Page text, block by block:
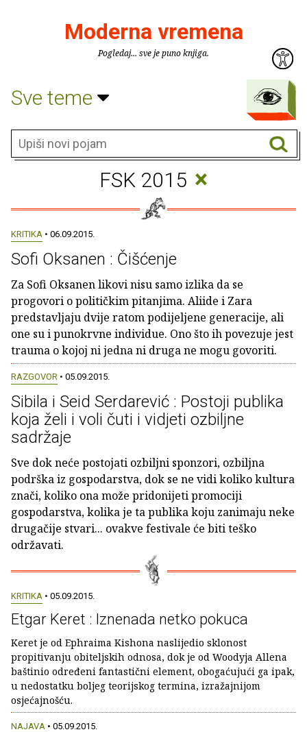
Moderna vremena
Pogledaj... sve je puno knjiga.
Sve teme
FSK 2015 ×
KRITIKA • 06.09.2015.
Sofi Oksanen : Čišćenje
Za Sofi Oksanen likovi nisu samo izlika da se
progovori o političkim pitanjima. Aliide i Zara
predstavljaju dvije ratom podijeljene generacije, ali
one su i punokrvne individue. Ono što ih povezuje jest
trauma o kojoj ni jedna ni druga ne mogu govoriti.
RAZGOVOR • 05.09.2015.
Sibila i Seid Serdarević : Postoji publika
koja želi i voli čuti i vidjeti ozbiljne
sadržaje
Sve dok neće postojati ozbiljni sponzori, ozbiljna
podrška iz gospodarstva, dok se ne vidi koliko kultura
znači, koliko ona može pridonijeti promociji
gospodarstva, kolika je ta publika koju zanimaju neke
drugačije stvari... ovakve festivale će biti teško
održavati.
KRITIKA • 05.09.2015.
Etgar Keret : Iznenada netko pokuca
Keret je od Ephraima Kishona naslijedio sklonost
propitivanju obiteljskih odnosa, dok je od Woodyja Allena
baštinio određeni fantastični element, obogaćujući ga ipak,
u nedostatku boljeg teorijskog termina, izražajnijom
osjećajnošću.
NAJAVA • 05.09.2015.